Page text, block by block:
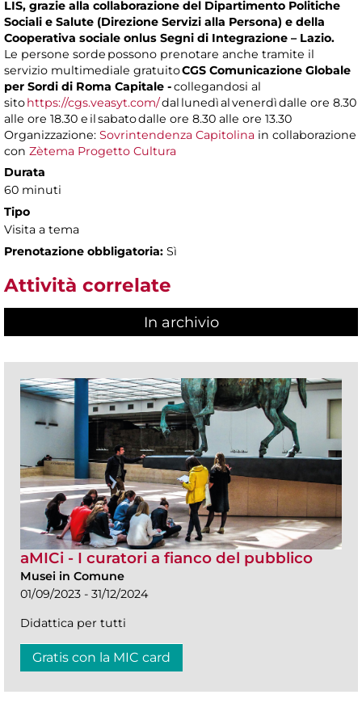
LIS, grazie alla collaborazione del Dipartimento Politiche
Sociali e Salute (Direzione Servizi alla Persona) e della
Cooperativa sociale onlus Segni di Integrazione – Lazio.
Le persone sorde possono prenotare anche tramite il
servizio multimediale gratuitoCGS Comunicazione Globale
per Sordi di Roma Capitale -collegandosi al
sitohttps://cgs.veasyt.com/dal lunedì al venerdì dalle ore 8.30
alle ore 18.30 e il sabato dalle ore 8.30 alle ore 13.30
Organizzazione: Sovrintendenza Capitolina in collaborazione
con Zètema Progetto Cultura
Durata
60 minuti
Tipo
Visita a tema
Prenotazione obbligatoria: Sì
Attività correlate
In archivio
aMICi - I curatori a fianco del pubblico
Musei in Comune
01/09/2023 - 31/12/2024
Didattica per tutti
Gratis con la MIC card